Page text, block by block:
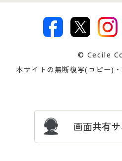
著作権・商標について
プレゼント＆キャンペーン
交換・返品は
ついて
© Cecile
本サイトの無断複写(コピー)
画面共有